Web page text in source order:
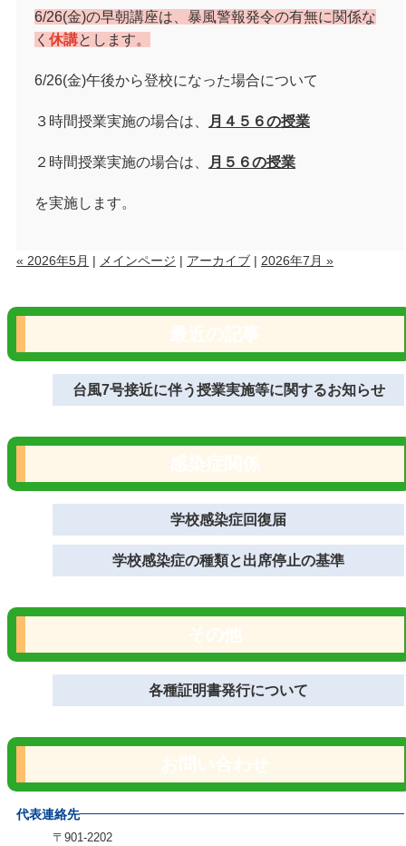
6/26(金)の早朝講座は、暴風警報発令の有無に関係な
く 休講とします。
6/26(金)午後から登校になった場合について
３時間授業実施の場合は、 月４５６の授業
２時間授業実施の場合は、 月５６の授業
を実施します。
« 2026年5月 | メインページ | アーカイブ | 2026年7月 »
台風7号接近に伴う授業実施等に関するお知らせ
学校感染症回復届
学校感染症の種類と出席停止の基準
各種証明書発行について
代表連絡先
〒901-2202